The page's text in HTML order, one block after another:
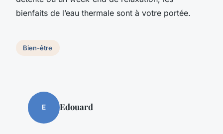
bienfaits de l’eau thermale sont à votre portée.
Bien-être
E Edouard